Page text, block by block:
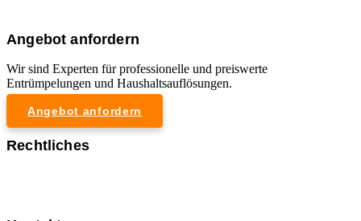
Angebot anfordern
Wir sind Experten für professionelle und preiswerte
Entrümpelungen und Haushaltsauflösungen.
Angebot anfordern
Rechtliches